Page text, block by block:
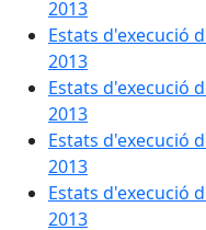
2013
Estats d'execució
2013
Estats d'execució
2013
Estats d'execució
2013
Estats d'execució
2013